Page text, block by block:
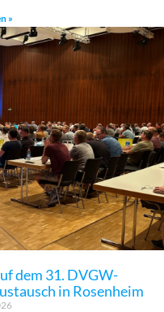
»
dem 31. DVGW-
in Rosenheim